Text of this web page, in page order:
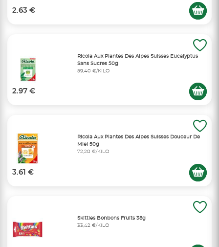
2.63 €
Ricola Aux Plantes Des Alpes Suisses Eucalyptus
Sans Sucres 50g
59,40 €/KILO
2.97 €
Ricola Aux Plantes Des Alpes Suisses Douceur De
Miel 50g
72,20 €/KILO
3.61 €
Skittles Bonbons Fruits 38g
33,42 €/KILO